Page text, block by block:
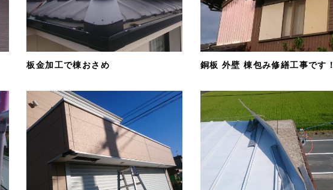
板金加工で棟おさめ 銅板 外壁 棟包み修繕工事です！